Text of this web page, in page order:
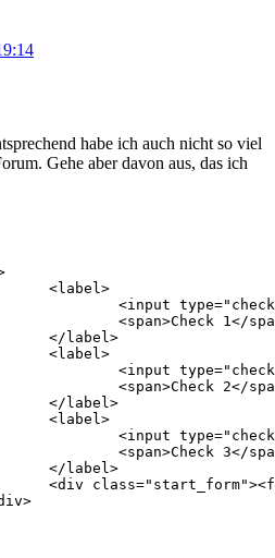
habe ich auch nicht so viel
Gehe aber davon aus, das ich
div>